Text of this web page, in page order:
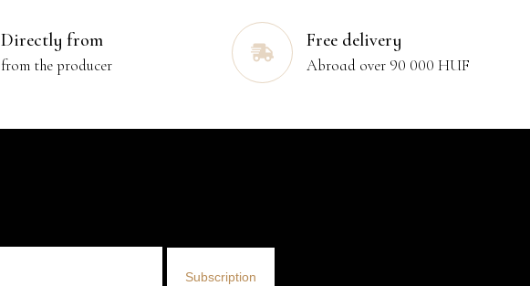
Directly from
from the producer
Free delivery
Abroad over 90 000 HUF
Subscription